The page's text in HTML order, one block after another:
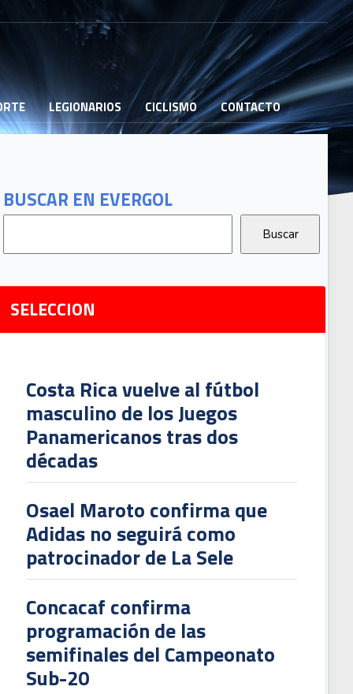
LEGIONARIOS CICLISMO CONTACTO
BUSCAR EN EVERGOL
SELECCION
Costa Rica vuelve al fútbol
masculino de los Juegos
Panamericanos tras dos
décadas
Osael Maroto confirma que
Adidas no seguirá como
patrocinador de La Sele
Concacaf confirma
programación de las
semifinales del Campeonato
Sub-20